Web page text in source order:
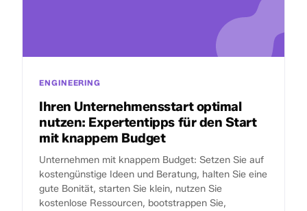
ENGINEERING
Ihren Unternehmensstart optimal
nutzen: Expertentipps für den Start
mit knappem Budget
Unternehmen mit knappem Budget: Setzen Sie auf
kostengünstige Ideen und Beratung, halten Sie eine
gute Bonität, starten Sie klein, nutzen Sie
kostenlose Ressourcen, bootstrappen Sie,